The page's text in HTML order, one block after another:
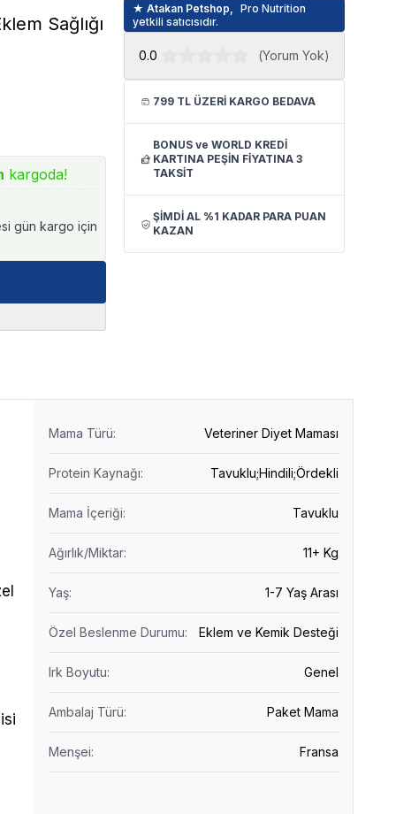
Sağlığı
kargoda!
gün kargo için
★ Atakan Petshop,
Pro Nutrition
yetkili satıcısıdır.
0.0 (Yorum Yok)
799 TL ÜZERİ KARGO BEDAVA
BONUS ve WORLD KREDİ
KARTINA PEŞİN FİYATINA 3
TAKSİT
ŞİMDİ AL %1 KADAR PARA PUAN
KAZAN
Mama Türü: Veteriner Diyet Maması
Protein Kaynağı: Tavuklu;Hindili;Ördekli
Mama İçeriği: Tavuklu
Ağırlık/Miktar: 11+ Kg
Yaş: 1-7 Yaş Arası
Özel Beslenme Durumu: Eklem ve Kemik Desteği
Irk Boyutu: Genel
Ambalaj Türü: Paket Mama
Menşei: Fransa